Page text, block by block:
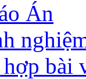
Án
bài